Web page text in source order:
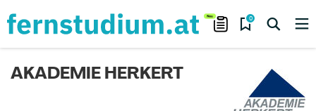
0
AKADEMIE HERKERT